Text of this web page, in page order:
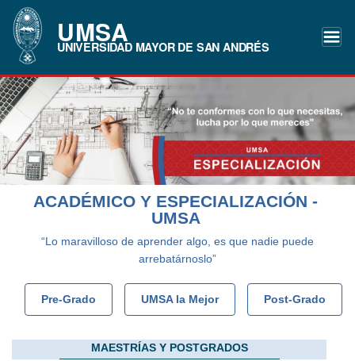
UMSA
UNIVERSIDAD MAYOR DE SAN ANDRÉS
ACADÉMICO Y ESPECIALIZACIÓN -
UMSA
“Lo maravilloso de aprender algo, es que nadie puede
arrebatárnoslo”
Pre-Grado UMSA la Mejor Post-Grado
MAESTRÍAS Y POSTGRADOS